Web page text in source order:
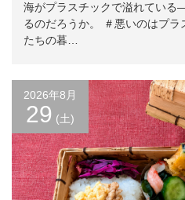
海がプラスチックで溢れている
るのだろうか。 ＃悪いのはプ
たちの暮…
2026年8月
29 (土)